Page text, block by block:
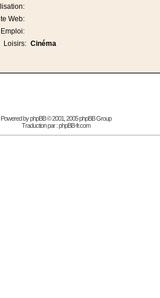
Web:
Emploi:
Loisirs: Cinéma
Powered byphpBB© 2001, 2005 phpBB Group
Traduction par :phpBB-fr.com